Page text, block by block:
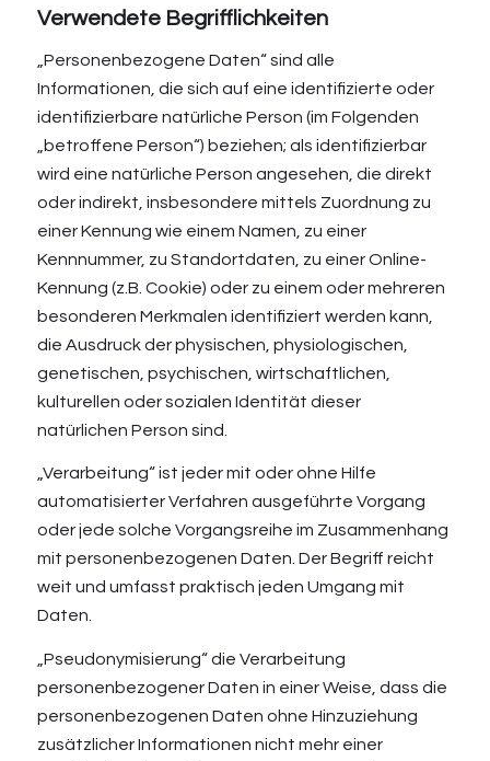
Verwendete Begrifflichkeiten
„Personenbezogene Daten“ sind alle
Informationen, die sich auf eine identifizierte oder
identifizierbare natürliche Person (im Folgenden
„betroffene Person“) beziehen; als identifizierbar
wird eine natürliche Person angesehen, die direkt
oder indirekt, insbesondere mittels Zuordnung zu
einer Kennung wie einem Namen, zu einer
Kennnummer, zu Standortdaten, zu einer Online-
Kennung (z.B. Cookie) oder zu einem oder mehreren
besonderen Merkmalen identifiziert werden kann,
die Ausdruck der physischen, physiologischen,
genetischen, psychischen, wirtschaftlichen,
kulturellen oder sozialen Identität dieser
natürlichen Person sind.
„Verarbeitung“ ist jeder mit oder ohne Hilfe
automatisierter Verfahren ausgeführte Vorgang
oder jede solche Vorgangsreihe im Zusammenhang
mit personenbezogenen Daten. Der Begriff reicht
weit und umfasst praktisch jeden Umgang mit
Daten.
„Pseudonymisierung“ die Verarbeitung
personenbezogener Daten in einer Weise, dass die
personenbezogenen Daten ohne Hinzuziehung
zusätzlicher Informationen nicht mehr einer